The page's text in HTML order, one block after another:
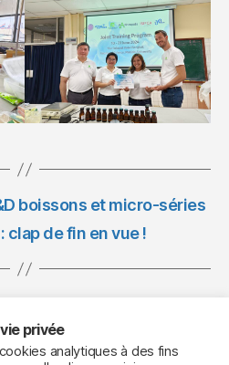
boissons et micro-séries
clap de fin en vue !
privée
analytiques à des fins